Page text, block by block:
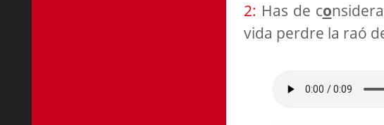
2: Has de co
vida perdre la raó